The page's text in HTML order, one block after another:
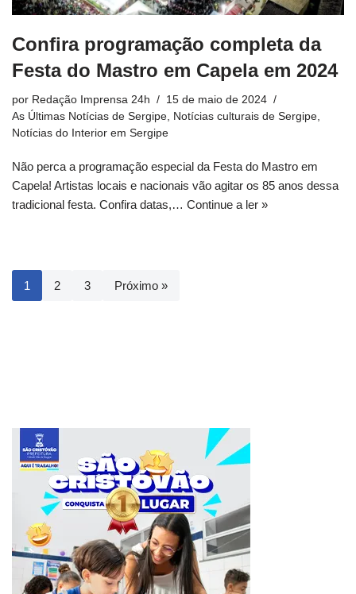
Confira programação completa da
Festa do Mastro em Capela em 2024
por Redação Imprensa 24h
15 de maio de 2024
As Últimas Notícias de Sergipe, Notícias culturais de Sergipe,
Notícias do Interior em Sergipe
Não perca a programação especial da Festa do Mastro em
Capela! Artistas locais e nacionais vão agitar os 85 anos dessa
tradicional festa. Confira datas,… Continue a ler »
1 2 3 Próximo »